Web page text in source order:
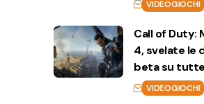
VIDEOGIOCHI
Call of Duty:
4, svelate le
beta su
VIDEOGIOCHI